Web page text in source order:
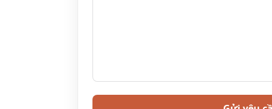
Không làm ồn, gây mất trật tự trên xe
Không mang giày, dép trên xe